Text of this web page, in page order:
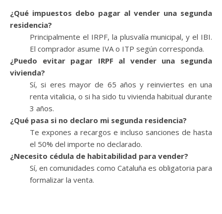
¿Qué impuestos debo pagar al vender una segunda
residencia?
Principalmente el IRPF, la plusvalía municipal, y el IBI.
El comprador asume IVA o ITP según corresponda.
¿Puedo evitar pagar IRPF al vender una segunda
vivienda?
Sí, si eres mayor de 65 años y reinviertes en una
renta vitalicia, o si ha sido tu vivienda habitual durante
3 años.
¿Qué pasa si no declaro mi segunda residencia?
Te expones a recargos e incluso sanciones de hasta
el 50% del importe no declarado.
¿Necesito cédula de habitabilidad para vender?
Sí, en comunidades como Cataluña es obligatoria para
formalizar la venta.